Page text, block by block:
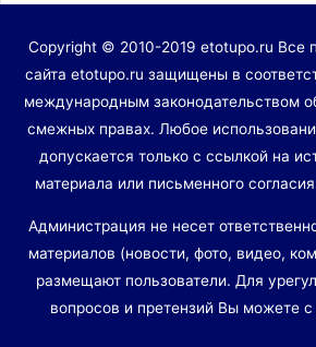
Copyright © 2010-2019 etotupo.ru Все
сайта etotupo.ru защищены в
международным законодательством
смежных правах. Любое
допускается только с ссылкой на
материала или письменного
Администрация не несет
материалов (новости, фото, видео,
размещают пользователи. Для
вопросов и претензий Вы можете с